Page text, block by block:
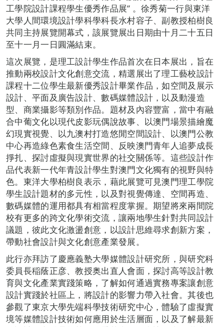
工學院設計課程學生優秀作品展” 。徐秀菊一行與東洋
大學人間環境設計學科學科長水村容子、副教授柏樹良
共同主持展覽開幕式，該展覽展出日期由十月二十五日
至十一月一日圓滿結束。
這次展覽，是理工設計學生作品首次在日本展出，旨在
推動兩校設計文化創意交流，精選展出了理工藝校設計
課程十二位學生最新優秀設計畢業作品，如空間及展示
設計、平面及廣告設計、數碼媒體設計，以及動漫造
型、商業攝影等類別作品。題材及內容豐富，當中有融
合中葡文化以現代皮影玩偶說故事、以澳門場景描繪魔
幻現實視覺、以九澳村打造悠閒空間設計、以澳門公教
中心再造綠色素食生活空間、反映澳門青年人追夢成長
掙扎、探討虛擬與現實世界的社交關係等。這些設計作
品代表新一代年青設計學生對澳門文化獨有的視野與特
色。東洋大學柏樹良表示，藉此展覽可見澳門理工學院
學生設計題材的多元性，以及對視覺傳達、空間再造、
數碼媒體的運用都具有相當程度掌握。期望將來兩間院
校有更多的跨文化學術交流，讓兩地學生針對共同設計
議題，彼此文化激盪創意，以設計思維尋求創新方案，
帶動社會設計與文化創意產業發展。
此行亦拜訪了慶應義塾大學媒體設計研究所，與研究科
委員長稲蔭正彦、教授奥出直人會面，探討高等設計教
育與文化產業實踐策略，了解如何通過實務專案讓創意
設計實踐於社區上，將設計的影響力帶入社會。其後也
參觀了東京大學先端科學技術研究中心，體驗了虛擬實
境等媒體設計技術如何應用於生活層面，以及了解最新